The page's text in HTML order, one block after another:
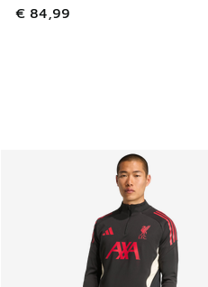
€ 84,99